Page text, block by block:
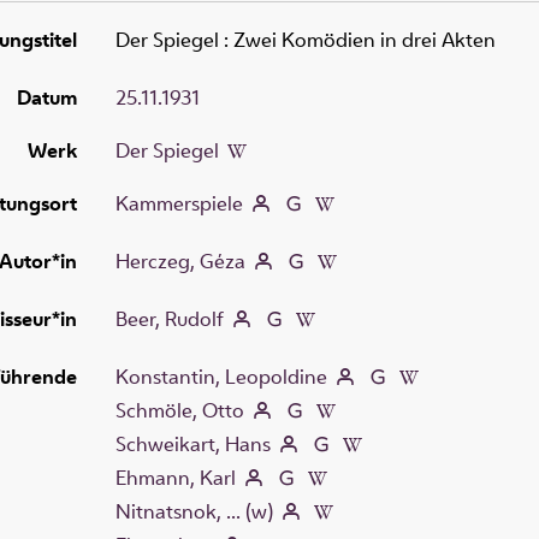
Der Spiegel : Zwei Komödien in drei Akten
Autor*in Herczeg, Géza
Beer, Rudolf
Kammerspiele
Konstantin, Leopoldine
Schmöle, Otto
Schweikart, Hans
Ehmann, Karl
Nitnatsnok, ... (w)
Datum
25.11.1931
Werk
Der Spiegel